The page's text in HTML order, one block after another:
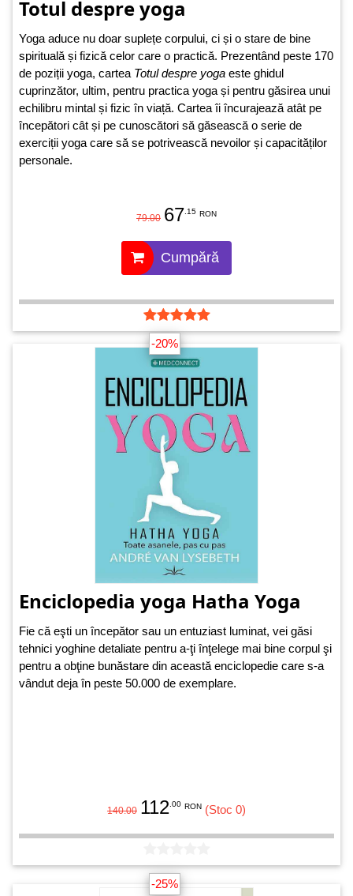
Totul despre yoga
Yoga aduce nu doar suplețe corpului, ci și o stare de bine
spirituală și fizică celor care o practică. Prezentând peste 170
de poziții yoga, cartea Totul despre yoga este ghidul
cuprinzător, ultim, pentru practica yoga și pentru găsirea unui
echilibru mintal și fizic în viață. Cartea îi încurajează atât pe
începători cât și pe cunoscători să găsească o serie de
exerciții yoga care să se potrivească nevoilor și capacităților
personale.
79.00 67 .15 RON
Cumpără
-20%
Enciclopedia yoga Hatha Yoga
Fie că eşti un începător sau un entuziast luminat, vei găsi
tehnici yoghine detaliate pentru a-ţi înţelege mai bine corpul şi
pentru a obţine bunăstare din această enciclopedie care s-a
vândut deja în peste 50.000 de exemplare.
140.00 112 .00 RON (Stoc 0)
-25%